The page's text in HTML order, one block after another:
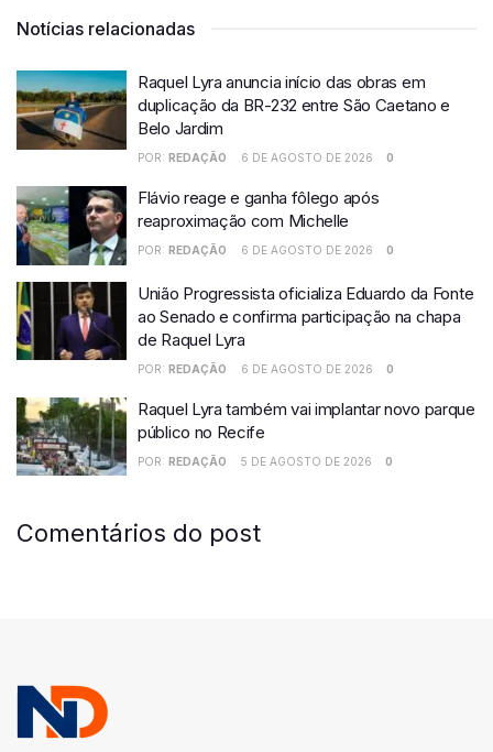
Notícias relacionadas
Raquel Lyra anuncia início das obras em
duplicação da BR-232 entre São Caetano e
Belo Jardim
POR: REDAÇÃO 6 DE AGOSTO DE 2026 0
Flávio reage e ganha fôlego após
reaproximação com Michelle
POR: REDAÇÃO 6 DE AGOSTO DE 2026 0
União Progressista oficializa Eduardo da Fonte
ao Senado e confirma participação na chapa
de Raquel Lyra
POR: REDAÇÃO 6 DE AGOSTO DE 2026 0
Raquel Lyra também vai implantar novo parque
público no Recife
POR: REDAÇÃO 5 DE AGOSTO DE 2026 0
Comentários do post